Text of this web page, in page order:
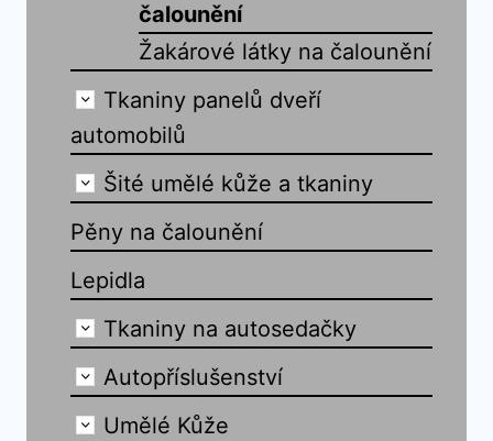
čalounění
Žakárové látky na čalounění
Tkaniny panelů dveří
automobilů
Šité umělé kůže a tkaniny
Pěny na čalounění
Lepidla
Tkaniny na autosedačky
Autopříslušenství
Umělé Kůže